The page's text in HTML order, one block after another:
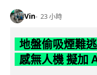
Vin 23 小時
地盤偷吸煙難
感無人機 擬加